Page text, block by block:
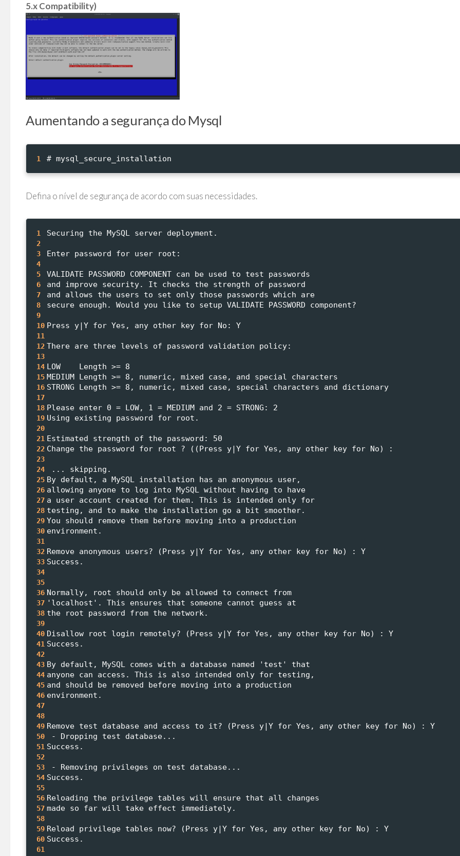
5.x Compatibility)
Aumentando a segurança do Mysql
1 # mysql_secure_installation
Defina o nível de segurança de acordo com suas necessidades.
1 Securing the MySQL server deployment.
2
3
Enter password for user root:
4
5
VALIDATE PASSWORD COMPONENT can be used to test passwords
6 and improve security. It checks the strength of password
7 and allows the users to set only those passwords which are
8 secure enough. Would you like to setup VALIDATE PASSWORD component?
9
10 Press y|Y for Yes, any other key for No: Y
11
12 There are three levels of password validation policy:
13
14 LOW    Length >= 8
15 MEDIUM Length >= 8, numeric, mixed case, and special characters
16 STRONG Length >= 8, numeric, mixed case, special characters and dictionary
17
18 Please enter 0 = LOW, 1 = MEDIUM and 2 = STRONG: 2
19 Using existing password for root.
20
21 Estimated strength of the password: 50
22 Change the password for root ? ((Press y|Y for Yes, any other key for No) :
23
24
... skipping.
25 By default, a MySQL installation has an anonymous user,
26 allowing anyone to log into MySQL without having to have
27 a user account created for them. This is intended only for
28 testing, and to make the installation go a bit smoother.
29 You should remove them before moving into a production
30 environment.
31
32 Remove anonymous users? (Press y|Y for Yes, any other key for No) : Y
33 Success.
34
35
36 Normally, root should only be allowed to connect from
37 'localhost'. This ensures that someone cannot guess at
38 the root password from the network.
39
40 Disallow root login remotely? (Press y|Y for Yes, any other key for No) : Y
41 Success.
42
43 By default, MySQL comes with a database named 'test' that
44 anyone can access. This is also intended only for testing,
45 and should be removed before moving into a production
46 environment.
47
48
49 Remove test database and access to it? (Press y|Y for Yes, any other key for No) : Y
50 - Dropping test database...
51 Success.
52
53
- Removing privileges on test database...
54 Success.
55
56 Reloading the privilege tables will ensure that all changes
57 made so far will take effect immediately.
58
59 Reload privilege tables now? (Press y|Y for Yes, any other key for No) : Y
60 Success.
61